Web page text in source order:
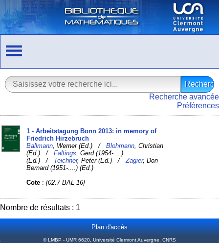
Recherche avancée
Préférences
1 - Arbeitstagung Bonn 2013: in memory of
Friedrich Hirzebruch
Ballmann , Werner (Ed.) /Blohmann , Christian
(Ed.) /Faltings , Gerd (1954-....)
(Ed.) / Teichner, Peter (Ed.) /Zagier, Don
Bernard (1951-....) (Ed.)
Cote :[02.7 BAL 16]
Nombre de résultats : 1
Plan d'accès
© LMBP - UMR 6620, Université Clermont Auvergne, CNRS